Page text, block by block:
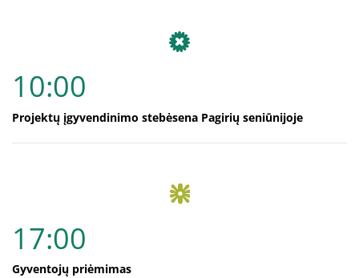
10:00
Projektų įgyvendinimo stebėsena Pagirių seniūnijoje
17:00
Gyventojų priėmimas